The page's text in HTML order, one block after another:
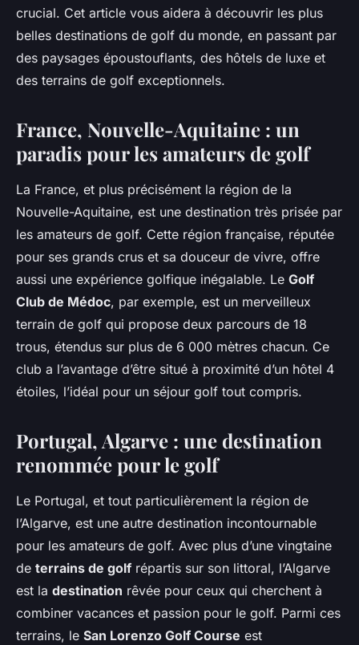
crucial. Cet article vous aidera à découvrir les plus
belles destinations de golf du monde, en passant par
des paysages époustouflants, des hôtels de luxe et
des terrains de golf exceptionnels.
France, Nouvelle-Aquitaine : un
paradis pour les amateurs de golf
La France, et plus précisément la région de la
Nouvelle-Aquitaine, est une destination très prisée par
les amateurs de golf. Cette région française, réputée
pour ses grands crus et sa douceur de vivre, offre
aussi une expérience golfique inégalable. Le Golf
Club de Médoc, par exemple, est un merveilleux
terrain de golf qui propose deux parcours de 18
trous, étendus sur plus de 6 000 mètres chacun. Ce
club a l’avantage d’être situé à proximité d’un hôtel 4
étoiles, l’idéal pour un séjour golf tout compris.
Portugal, Algarve : une destination
renommée pour le golf
Le Portugal, et tout particulièrement la région de
l’Algarve, est une autre destination incontournable
pour les amateurs de golf. Avec plus d’une vingtaine
de terrains de golf répartis sur son littoral, l’Algarve
est la destination rêvée pour ceux qui cherchent à
combiner vacances et passion pour le golf. Parmi ces
terrains, le San Lorenzo Golf Course est